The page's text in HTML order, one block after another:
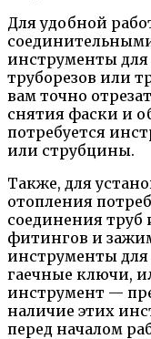
Для удобной
инструменты для
труборезов или
вам точно
снятия фаски и
потребуется
или струбцины.
Также, для
отопления
соединения труб
фитингов и
инструменты
гаечные ключи,
инструмент —
наличие этих
перед началом